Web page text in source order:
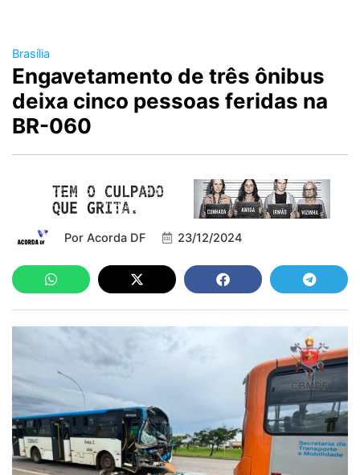
Brasília
Engavetamento de três ônibus
deixa cinco pessoas feridas na
BR-060
Por Acorda DF 23/12/2024